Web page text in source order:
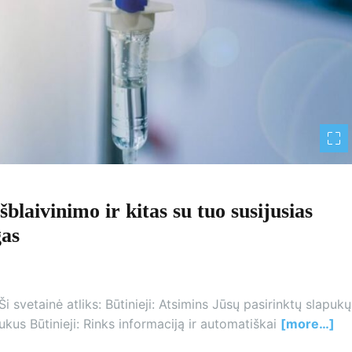
ir kitas su tuo susijusias
svetainė atliks: Būtinieji: Atsimins Jūsų pasirinktų slapukų
Būtinieji: Rinks informaciją ir automatiškai [more…]